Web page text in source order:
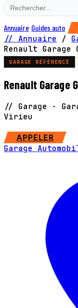
Annuaire Guides auto
// Annuaire /
Renault Garage
GARAGE RÉFÉRENCÉ
Renault Garage
// Garage ·
Virieu
APPELER
Garage